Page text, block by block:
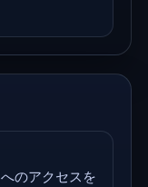
のアクセスを